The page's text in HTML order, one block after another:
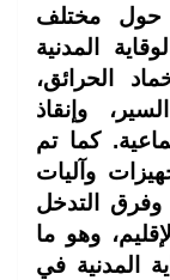
حول مختلف
المدنية
الحرائق،
وإنقاذ
كما تم
وآليات
وفرق التدخل
وهو ما
المدنية في